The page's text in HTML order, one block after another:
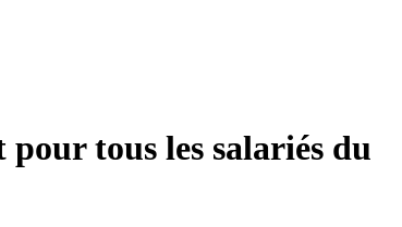
tous les salariés du